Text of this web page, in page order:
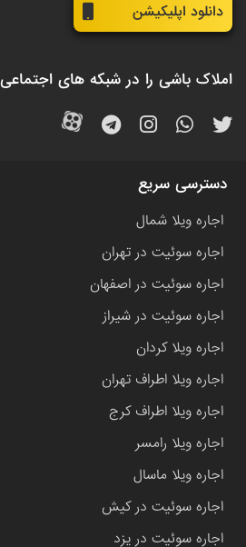
دانلود اپلیکیشن
املاک باشی را در شبکه های اجتماعی
دسترسی سریع
اجاره ویلا شمال
اجاره سوئیت در تهران
اجاره سوئیت در اصفهان
اجاره سوئیت در شیراز
اجاره ویلا کردان
اجاره ویلا اطراف تهران
اجاره ویلا اطراف کرج
اجاره ویلا رامسر
اجاره ویلا ماسال
اجاره سوئیت در کیش
اجاره سوئیت در یزد